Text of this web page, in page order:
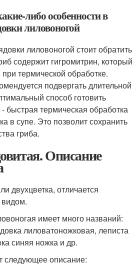
либо особенности в
лиловоногой
лиловоногой стоит обратить
содержит гигромитрин, который
термической обработке.
подвергать длительной
способ готовить
быстрая термическая обработка
в супе. Это позволит сохранить
гриба.
Описание
двухцветка, отличается
имеет много названий:
лиловатоножковая, леписта
синяя ножка и др.
следующее описание: